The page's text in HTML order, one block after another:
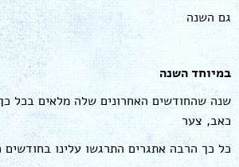
גם השנה
במיוחד השנה
שנה שהחודשים האחרונים שלה מלאים בכל
כאב, צער
כל כך הרבה אתגרים התרגשו עלינו בחודשים